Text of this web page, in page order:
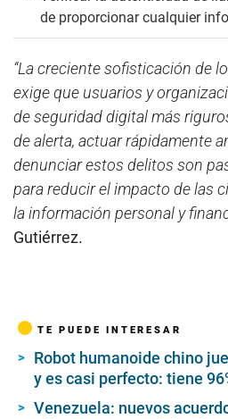
de proporcionar cualquier
“La creciente sofisticación de
exige que usuarios y
de seguridad digital más
de alerta, actuar rápidamente
denunciar estos delitos son
para reducir el impacto de las
la información personal y
Gutiérrez.
TE PUEDE INTERESAR
Robot humanoide chino
y es casi perfecto: tiene
Venezuela: nuevos